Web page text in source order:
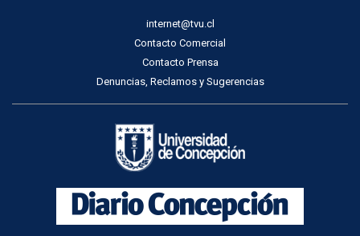
internet@tvu.cl
Contacto Comercial
Contacto Prensa
Denuncias, Reclamos y Sugerencias